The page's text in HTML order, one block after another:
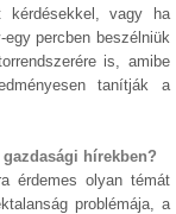
kérdésekkel, vagy ha
percben beszélniük
is, amibe
tanítják a
hírekben?
érdemes olyan témát
problémája, a